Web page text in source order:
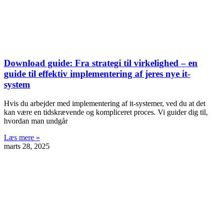
Download guide: Fra strategi til virkelighed – en
guide til effektiv implementering af jeres nye it-
system
Hvis du arbejder med implementering af it-systemer, ved du at det
kan være en tidskrævende og kompliceret proces. Vi guider dig til,
hvordan man undgår
Læs mere »
marts 28, 2025